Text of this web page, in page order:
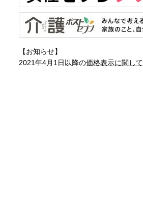
【お知らせ】
2021年4月1日以降の価格表示に関して